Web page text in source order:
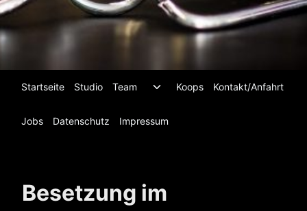
Startseite Studio Team
Untermenü
umschalten
Koops Kontakt/Anfahrt
Jobs Datenschutz Impressum
Besetzung im